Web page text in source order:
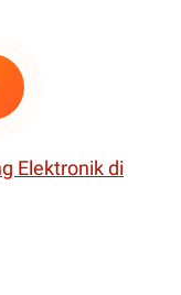
Elektronik di